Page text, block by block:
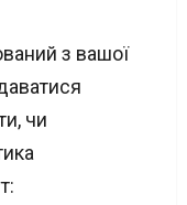
з вашої
чи